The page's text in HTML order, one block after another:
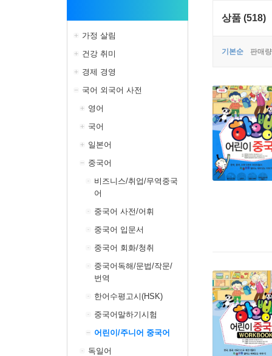
가정 살림
건강 취미
경제 경영
국어 외국어 사전
영어
국어
일본어
중국어
비즈니스/취업/무역중국
어
중국어 사전/어휘
중국어 입문서
중국어 회화/청취
중국어독해/문법/작문/
번역
한어수평고시(HSK)
중국어말하기시험
어린이/주니어 중국어
독일어
상품 (518)
기본순 판매